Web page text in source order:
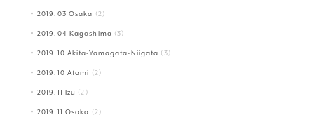
2019.03 Osaka (2)
2019.04 Kagoshima (3)
2019.10 Akita-Yamagata-Niigata (3)
2019.10 Atami (2)
2019.11 Izu (2)
2019.11 Osaka (2)